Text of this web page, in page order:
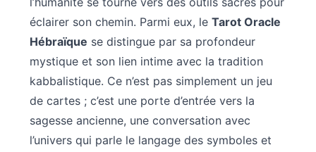
éclairer son chemin. Parmi eux, le Tarot Oracle
Hébraïque se distingue par sa profondeur
mystique et son lien intime avec la tradition
kabbalistique. Ce n’est pas simplement un jeu
de cartes ; c’est une porte d’entrée vers la
sagesse ancienne, une conversation avec
l’univers qui parle le langage des symboles et